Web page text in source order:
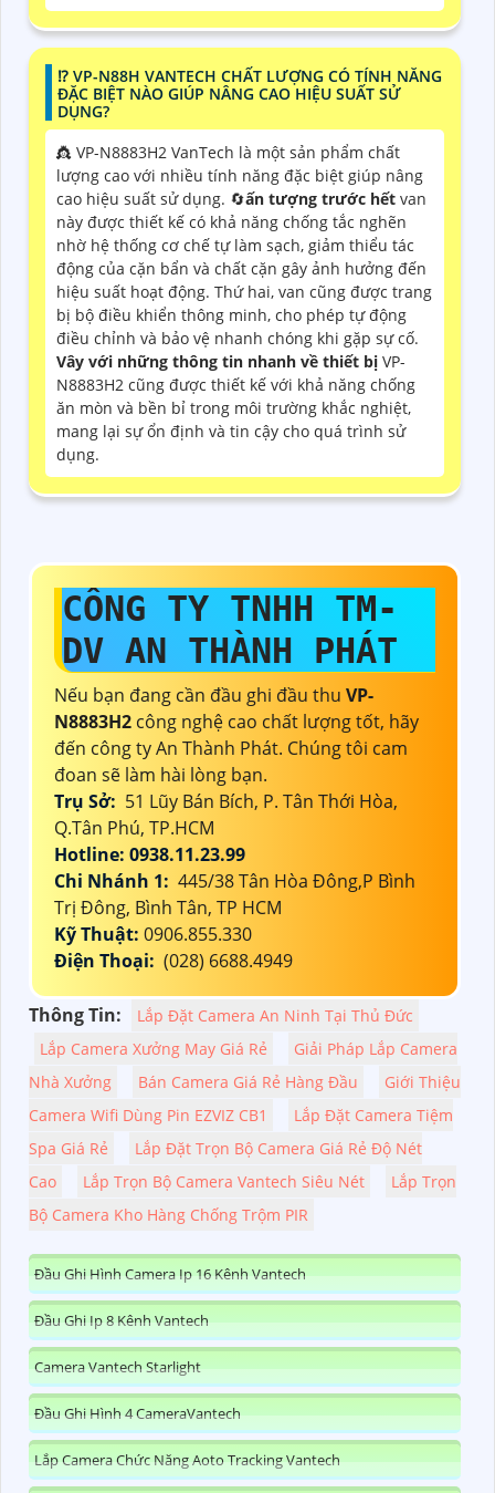
⁉️ VP-N88H VANTECH CHẤT LƯỢNG CÓ TÍNH NĂNG
ĐẶC BIỆT NÀO GIÚP NÂNG CAO HIỆU SUẤT SỬ
DỤNG?
👸 VP-N8883H2 VanTech là một sản phẩm chất
lượng cao với nhiều tính năng đặc biệt giúp nâng
cao hiệu suất sử dụng. 🔄ấn tượng trước hết van
này được thiết kế có khả năng chống tắc nghẽn
nhờ hệ thống cơ chế tự làm sạch, giảm thiểu tác
động của cặn bẩn và chất cặn gây ảnh hưởng đến
hiệu suất hoạt động. Thứ hai, van cũng được trang
bị bộ điều khiển thông minh, cho phép tự động
điều chỉnh và bảo vệ nhanh chóng khi gặp sự cố.
Vây với những thông tin nhanh về thiết bị VP-
N8883H2 cũng được thiết kế với khả năng chống
ăn mòn và bền bỉ trong môi trường khắc nghiệt,
mang lại sự ổn định và tin cậy cho quá trình sử
dụng.
CÔNG TY TNHH TM-
DV AN THÀNH PHÁT
Nếu bạn đang cần đầu ghi đầu thu VP-
N8883H2 công nghệ cao chất lượng tốt, hãy
đến công ty An Thành Phát. Chúng tôi cam
đoan sẽ làm hài lòng bạn.
Trụ Sở: 51 Lũy Bán Bích, P. Tân Thới Hòa,
Q.Tân Phú, TP.HCM
Hotline: 0938.11.23.99
Chi Nhánh 1: 445/38 Tân Hòa Đông,P Bình
Trị Đông, Bình Tân, TP HCM
Kỹ Thuật: 0906.855.330
Điện Thoại: (028) 6688.4949
Thông Tin:
Lắp Đặt Camera An Ninh Tại Thủ Đức
Lắp Camera Xưởng May Giá Rẻ
Giải Pháp Lắp Camera
Nhà Xưởng
Bán Camera Giá Rẻ Hàng Đầu
Giới Thiệu
Camera Wifi Dùng Pin EZVIZ CB1
Lắp Đặt Camera Tiệm
Spa Giá Rẻ
Lắp Đặt Trọn Bộ Camera Giá Rẻ Độ Nét
Cao
Lắp Trọn Bộ Camera Vantech Siêu Nét
Lắp Trọn
Bộ Camera Kho Hàng Chống Trộm PIR
Đầu Ghi Hình Camera Ip 16 Kênh Vantech
Đầu Ghi Ip 8 Kênh Vantech
Camera Vantech Starlight
Đầu Ghi Hình 4 CameraVantech
Lắp Camera Chức Năng Aoto Tracking Vantech